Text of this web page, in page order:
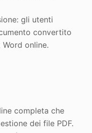
gli utenti
convertito
online.
completa che
dei file PDF.